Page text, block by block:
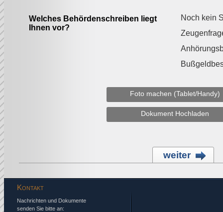
Welches Behördenschreiben liegt
Ihnen vor?
Noch kein
Foto machen (Tablet/Handy)
Dokument Hochladen
weiter
Kontakt
Nachrichten und Dokumente
senden Sie bitte an: